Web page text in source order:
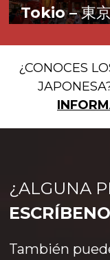
Tokio –東
futuro ahora
que mejor ejemplifica
nuevo, entre tradición
Japón sin que eso
Más info>
¿CONOCES
¿ALGUNA
También